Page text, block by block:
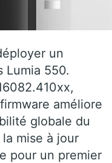
un
Lumia 550.
améliore
globale du
mise à jour
pour un premier